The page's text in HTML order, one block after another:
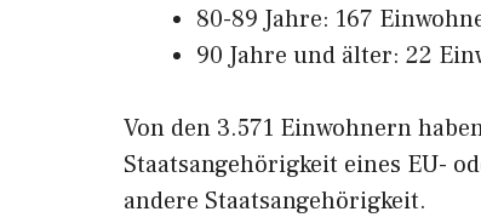
80-89 Jahre: 167
90 Jahre und älter: 22
Von den 3.571 Einwohnern
Staatsangehörigkeit eines EU-
andere Staatsangehörigkeit.